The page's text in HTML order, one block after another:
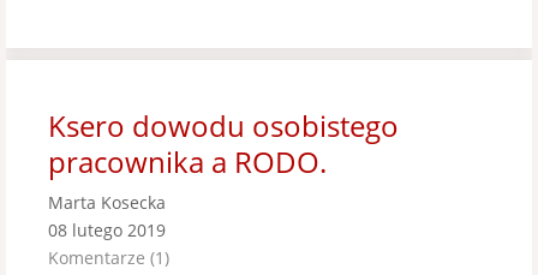
Ksero dowodu osobistego
pracownika a RODO.
Marta Kosecka
08 lutego 2019
Komentarze (1)